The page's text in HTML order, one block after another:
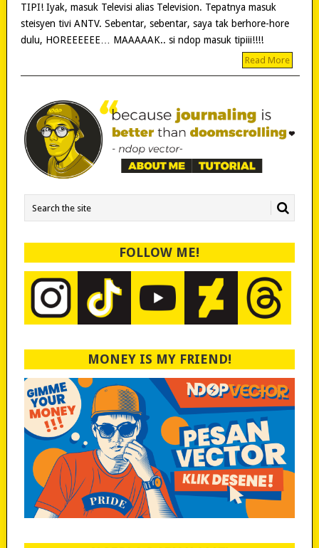
TIPI! Iyak, masuk Televisi alias Television. Tepatnya masuk
steisyen tivi ANTV. Sebentar, sebentar, saya tak berhore-hore
dulu, HOREEEEEE… MAAAAAK.. si ndop masuk tipiii!!!!
Read More
FOLLOW ME!
MONEY IS MY FRIEND!